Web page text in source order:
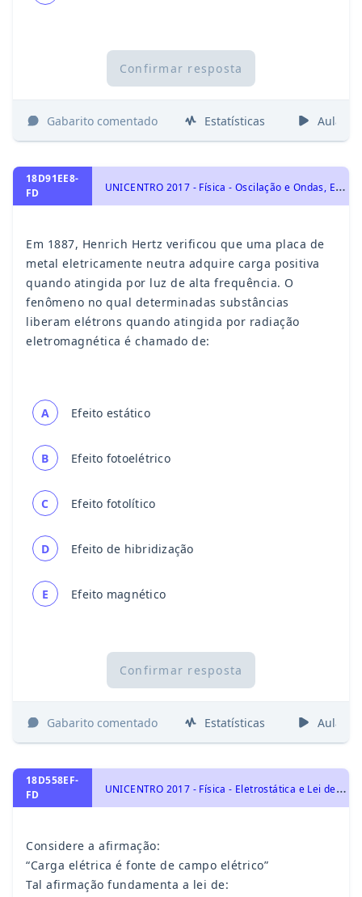
Confirmar resposta
Gabarito comentado Estatísticas Aulas
18D91EE8-
FD
U
NICENTRO 2017 - Física - Oscilação e Ondas, Eletrodinâmica - Corrente Elétrica, Ondas e Propriedades Ondulatórias, Eletrostática e Lei de Coulomb. Força Elétrica., Eletricidade
Em 1887, Henrich Hertz verificou que uma placa de
metal eletricamente neutra adquire carga positiva
quando atingida por luz de alta frequência. O
fenômeno no qual determinadas substâncias
liberam elétrons quando atingida por radiação
eletromagnética é chamado de:
A Efeito estático
B Efeito fotoelétrico
C Efeito fotolítico
D Efeito de hibridização
E Efeito magnético
Confirmar resposta
Gabarito comentado Estatísticas Aulas
18D558EF-
FD
U
NICENTRO 2017 - Física - Eletrostática e Lei de Coulomb. Força Elétrica., Eletricidade
Considere a afirmação:
“Carga elétrica é fonte de campo elétrico”
Tal afirmação fundamenta a lei de: